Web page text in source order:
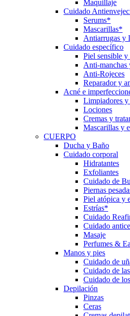
Maquillaje
Cuidado
Serums*
Mascarillas*
Antiarrugas y
Cuidado específico
Piel sensible y
Anti-manchas
Anti-Rojeces
Reparador y
Acné e
Limpiadores
Lociones
Cremas y
Mascarillas y
CUERPO
Ducha y Baño
Cuidado corporal
Hidratantes
Exfoliantes
Cuidado de
Piernas
Piel atópica y
Estrías*
Cuidado
Cuidado
Masaje
Perfumes &
Manos y pies
Cuidado de
Cuidado de
Cuidado de
Depilación
Pinzas
Ceras